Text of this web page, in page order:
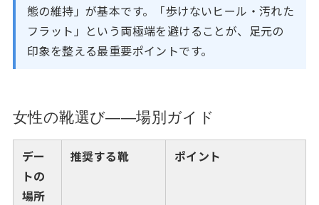
態の維持」が基本です。「歩けないヒール・汚れた
フラット」という両極端を避けることが、足元の
印象を整える最重要ポイントです。
女性の靴選び——場別ガイド
デー
トの
場所
推奨する靴 ポイント